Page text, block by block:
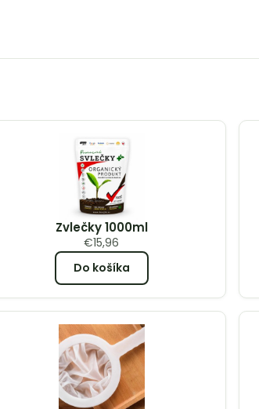
Zvlečky 1000ml
€15,96
Do košíka